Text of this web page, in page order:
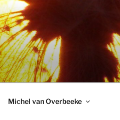
Michel van Overbeeke